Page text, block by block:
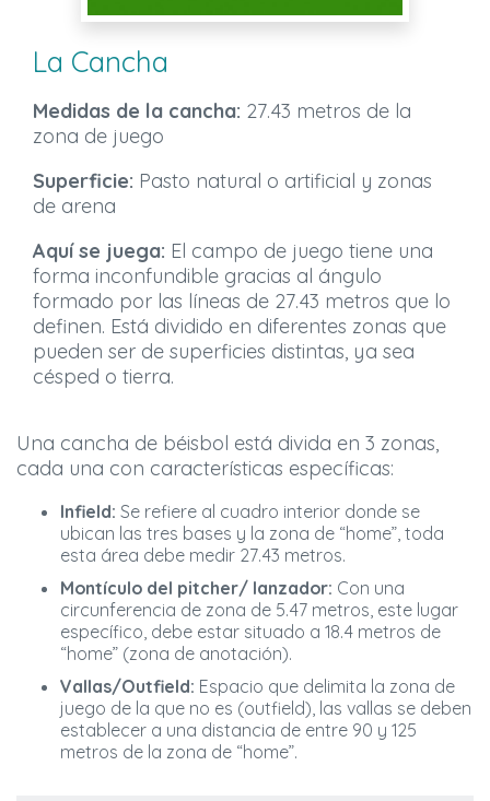
La Cancha
Medidas de la cancha: 27.43 metros de la
zona de juego
Superficie: Pasto natural o artificial y zonas
de arena
Aquí se juega: El campo de juego tiene una
forma inconfundible gracias al ángulo
formado por las líneas de 27.43 metros que lo
definen. Está dividido en diferentes zonas que
pueden ser de superficies distintas, ya sea
césped o tierra.
Una cancha de béisbol está divida en 3 zonas,
cada una con características específicas:
Infield: Se refiere al cuadro interior donde se
ubican las tres bases y la zona de “home”, toda
esta área debe medir 27.43 metros.
Montículo del pitcher/ lanzador: Con una
circunferencia de zona de 5.47 metros, este lugar
específico, debe estar situado a 18.4 metros de
“home” (zona de anotación).
Vallas/Outfield: Espacio que delimita la zona de
juego de la que no es (outfield), las vallas se deben
establecer a una distancia de entre 90 y 125
metros de la zona de “home”.